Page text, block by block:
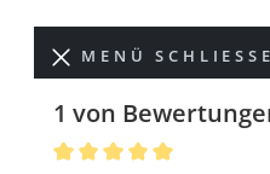
MENÜ
1 von